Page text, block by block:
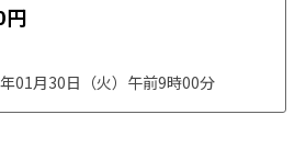
円
01月30日（火）午前9時00分